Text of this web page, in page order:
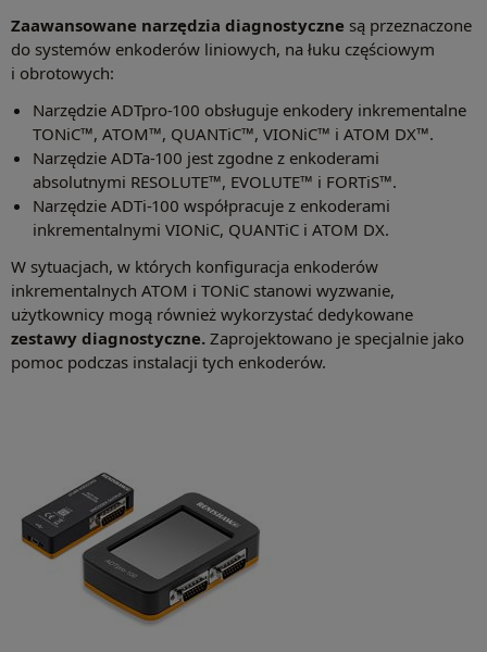
Zaawansowane narzędzia diagnostyczne są przeznaczone
do systemów enkoderów liniowych, na łuku częściowym
i obrotowych:
Narzędzie ADTpro-100 obsługuje enkodery inkrementalne
TONiC™, ATOM™, QUANTiC™, VIONiC™ i ATOM DX™.
Narzędzie ADTa-100 jest zgodne z enkoderami
absolutnymi RESOLUTE™, EVOLUTE™ i FORTiS™.
Narzędzie ADTi-100 współpracuje z enkoderami
inkrementalnymi VIONiC, QUANTiC i ATOM DX.
W sytuacjach, w których konfiguracja enkoderów
inkrementalnych ATOM i TONiC stanowi wyzwanie,
użytkownicy mogą również wykorzystać dedykowane
zestawy diagnostyczne. Zaprojektowano je specjalnie jako
pomoc podczas instalacji tych enkoderów.